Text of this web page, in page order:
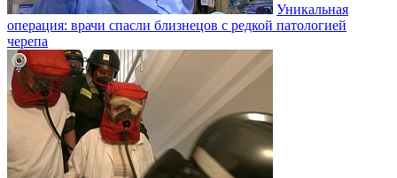
Уникальная
операция: врачи спасли близнецов с редкой патологией
черепа